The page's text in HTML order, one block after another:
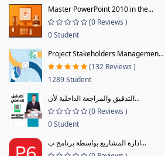
Master PowerPoint 2010 in the...
(0 Reviews )
0 Student
Project Stakeholders Managemen...
(132 Reviews )
1289 Student
التدقيق والمراجعة الداخلية لأن...
(0 Reviews )
0 Student
ادارة المشاريع بواسطة برنامج ب...